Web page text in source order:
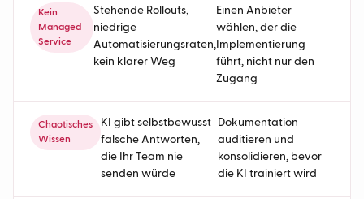
Kein
Managed
Service
Stehende Rollouts,
niedrige
Automatisierungsraten,
kein klarer Weg
Einen Anbieter
wählen, der die
Implementierung
führt, nicht nur den
Zugang
Chaotisches
Wissen
KI gibt selbstbewusst
falsche Antworten,
die Ihr Team nie
senden würde
Dokumentation
auditieren und
konsolidieren, bevor
die KI trainiert wird